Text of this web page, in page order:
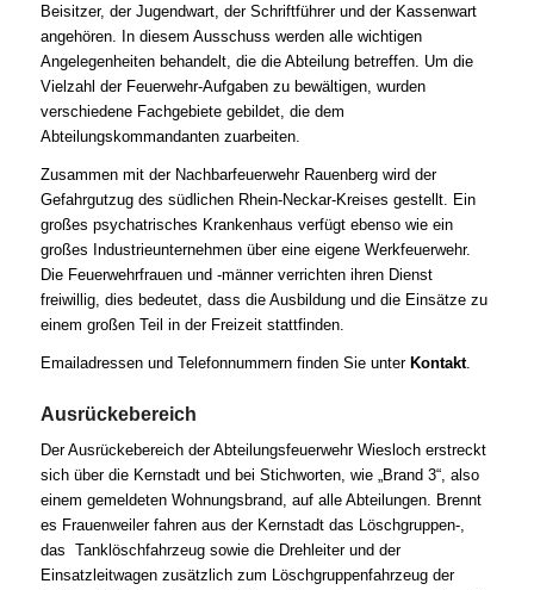
Beisitzer, der Jugendwart, der Schriftführer und der Kassenwart
angehören. In diesem Ausschuss werden alle wichtigen
Angelegenheiten behandelt, die die Abteilung betreffen. Um die
Vielzahl der Feuerwehr-Aufgaben zu bewältigen, wurden
verschiedene Fachgebiete gebildet, die dem
Abteilungskommandanten zuarbeiten.
Zusammen mit der Nachbarfeuerwehr Rauenberg wird der
Gefahrgutzug des südlichen Rhein-Neckar-Kreises gestellt. Ein
großes psychatrisches Krankenhaus verfügt ebenso wie ein
großes Industrieunternehmen über eine eigene Werkfeuerwehr.
Die Feuerwehrfrauen und -männer verrichten ihren Dienst
freiwillig, dies bedeutet, dass die Ausbildung und die Einsätze zu
einem großen Teil in der Freizeit stattfinden.
Emailadressen und Telefonnummern finden Sie unter Kontakt.
Ausrückebereich
Der Ausrückebereich der Abteilungsfeuerwehr Wiesloch erstreckt
sich über die Kernstadt und bei Stichworten, wie „Brand 3“, also
einem gemeldeten Wohnungsbrand, auf alle Abteilungen. Brennt
es Frauenweiler fahren aus der Kernstadt das Löschgruppen-,
das Tanklöschfahrzeug sowie die Drehleiter und der
Einsatzleitwagen zusätzlich zum Löschgruppenfahrzeug der